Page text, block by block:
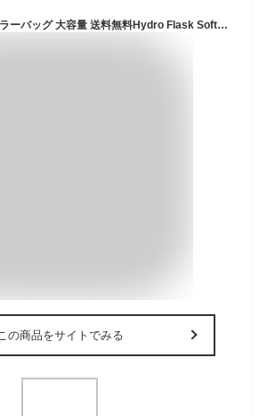
クーラーボックス クーラーバッグ 大容量 送料無料Hydro Flask Soft Cooler Packハイドロフラスク クーラーパック [15L]保冷バッグ リュック 防水 アウトドア 大型 おしゃれ キャンプ ◇ピクニック F
この商品をサイトでみる